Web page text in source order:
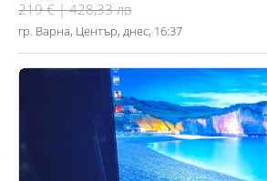
219 € | 428,33 лв
гр. Варна, Център, днес, 16:37